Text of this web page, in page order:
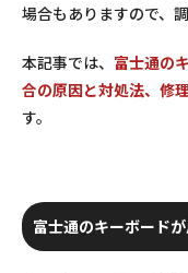
場合もありますので、
本記事では、 富士通の
合の原因と対処法、修
す。
富士通のキーボード